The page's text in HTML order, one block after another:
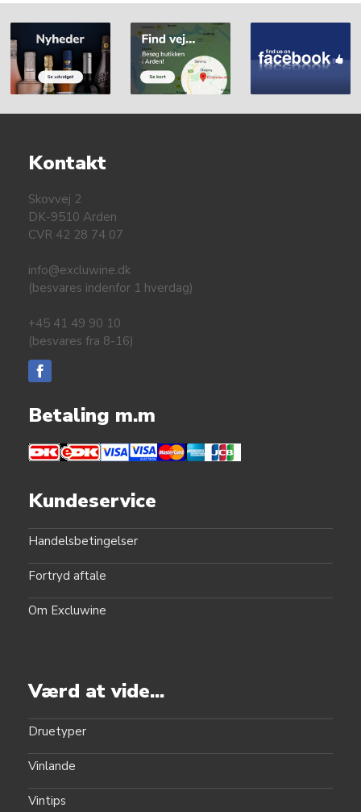
Kontakt
Skovvej 2
DK-9510 Arden
CVR 42 28 74 07
info@excluwine.dk
(besvares indenfor 1 hverdag)
+45 41 49 90 10
(besvares fra 8-16)
Betaling m.m
Kundeservice
Handelsbetingelser
Fortryd aftale
Om Excluwine
Værd at vide...
Druetyper
Vinlande
Vintips